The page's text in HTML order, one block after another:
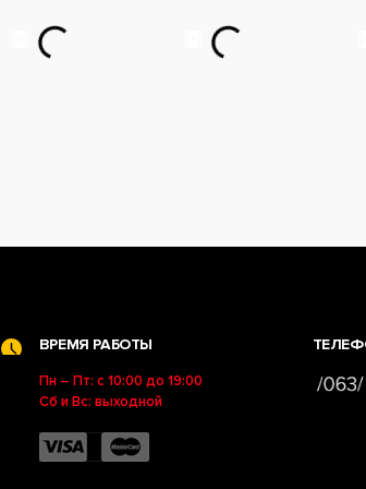
ВРЕМЯ РАБОТЫ
Пн – Пт: с 10:00 до 19:00
Сб и Вс: выходной